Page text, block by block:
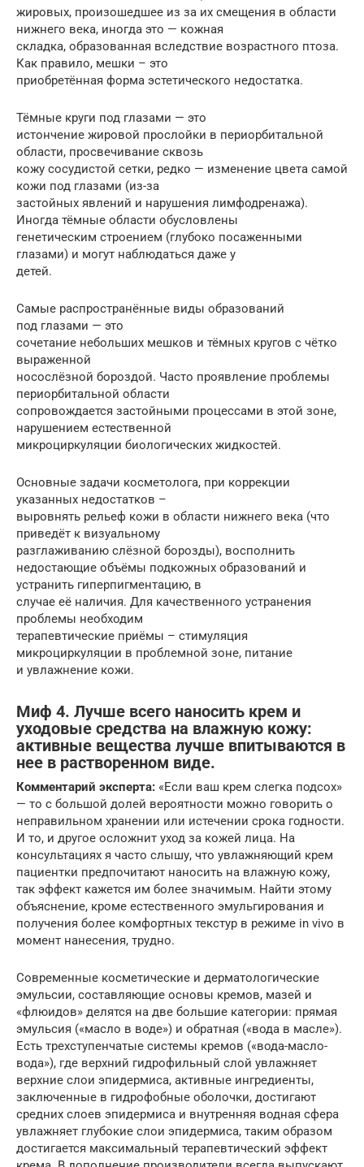
жировых, произошедшее из за их смещения в области
нижнего века, иногда это — кожная
складка, образованная вследствие возрастного птоза.
Как правило, мешки – это
приобретённая форма эстетического недостатка.
Тёмные круги под глазами — это
истончение жировой прослойки в периорбитальной
области, просвечивание сквозь
кожу сосудистой сетки, редко — изменение цвета самой
кожи под глазами (из-за
застойных явлений и нарушения лимфодренажа).
Иногда тёмные области обусловлены
генетическим строением (глубоко посаженными
глазами) и могут наблюдаться даже у
детей.
Самые распространённые виды образований
под глазами — это
сочетание небольших мешков и тёмных кругов с чётко
выраженной
носослёзной бороздой. Часто проявление проблемы
периорбитальной области
сопровождается застойными процессами в этой зоне,
нарушением естественной
микроциркуляции биологических жидкостей.
Основные задачи косметолога, при коррекции
указанных недостатков –
выровнять рельеф кожи в области нижнего века (что
приведёт к визуальному
разглаживанию слёзной борозды), восполнить
недостающие объёмы подкожных образований и
устранить гиперпигментацию, в
случае её наличия. Для качественного устранения
проблемы необходим
терапевтические приёмы – стимуляция
микроциркуляции в проблемной зоне, питание
и увлажнение кожи.
Миф 4. Лучше всего наносить крем и
уходовые средства на влажную кожу:
активные вещества лучше впитываются в
нее в растворенном виде.
Комментарий эксперта: «Если ваш крем слегка подсох»
— то с большой долей вероятности можно говорить о
неправильном хранении или истечении срока годности.
И то, и другое осложнит уход за кожей лица. На
консультациях я часто слышу, что увлажняющий крем
пациентки предпочитают наносить на влажную кожу,
так эффект кажется им более значимым. Найти этому
объяснение, кроме естественного эмульгирования и
получения более комфортных текстур в режиме in vivo в
момент нанесения, трудно.
Современные косметические и дерматологические
эмульсии, составляющие основы кремов, мазей и
«флюидов» делятся на две большие категории: прямая
эмульсия («масло в воде») и обратная («вода в масле»).
Есть трехступенчатые системы кремов («вода-масло-
вода»), где верхний гидрофильный слой увлажняет
верхние слои эпидермиса, активные ингредиенты,
заключенные в гидрофобные оболочки, достигают
средних слоев эпидермиса и внутренняя водная сфера
увлажняет глубокие слои эпидермиса, таким образом
достигается максимальный терапевтический эффект